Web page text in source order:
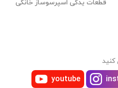
قطعات یدکی اسپرسوساز خانگی
کنید
youtube